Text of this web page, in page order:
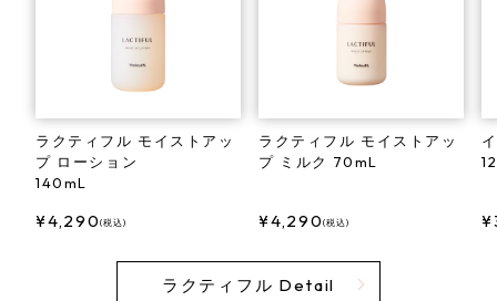
ラクティフル モイストアッ
プ ローション
140mL
4,290(税込)
ラクティフル モイストアッ
プ ミルク 70mL
4,290(税込)
ラクティフル Detail